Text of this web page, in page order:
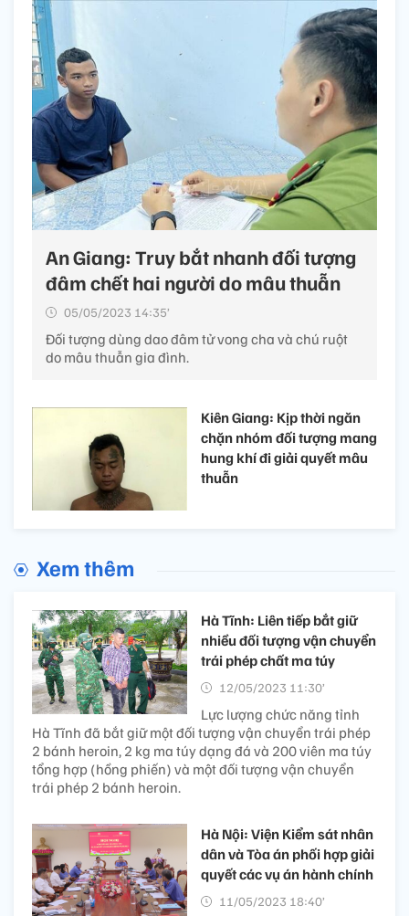
An Giang: Truy bắt nhanh đối tượng
đâm chết hai người do mâu thuẫn
05/05/2023 14:35’
Đối tượng dùng dao đâm tử vong cha và chú ruột
do mâu thuẫn gia đình.
Kiên Giang: Kịp thời ngăn
chặn nhóm đối tượng mang
hung khí đi giải quyết mâu
thuẫn
Xem thêm
Hà Tĩnh: Liên tiếp bắt giữ
nhiều đối tượng vận chuyển
trái phép chất ma túy
12/05/2023 11:30’
Lực lượng chức năng tỉnh
Hà Tĩnh đã bắt giữ một đối tượng vận chuyển trái phép
2 bánh heroin, 2 kg ma túy dạng đá và 200 viên ma túy
tổng hợp (hồng phiến) và một đối tượng vận chuyển
trái phép 2 bánh heroin.
Hà Nội: Viện Kiểm sát nhân
dân và Tòa án phối hợp giải
quyết các vụ án hành chính
11/05/2023 18:40’